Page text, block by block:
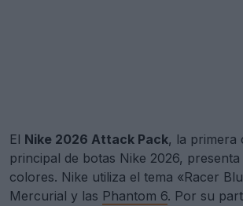
El Nike 2026 Attack Pack, la primera
principal de botas Nike 2026, presenta
colores. Nike utiliza el tema «Racer
Mercurial y las Phantom 6. Por su